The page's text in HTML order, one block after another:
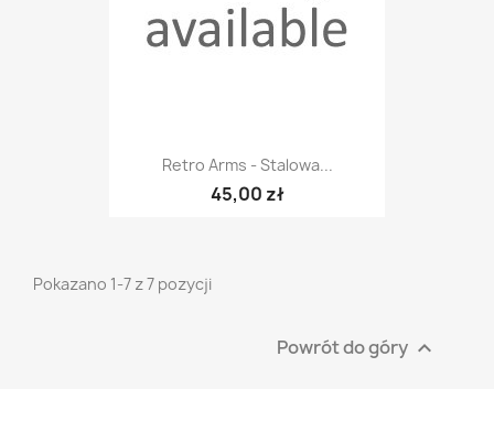
Retro Arms - Stalowa...
45,00 zł
Pokazano 1-7 z 7 pozycji
Powrót do góry 